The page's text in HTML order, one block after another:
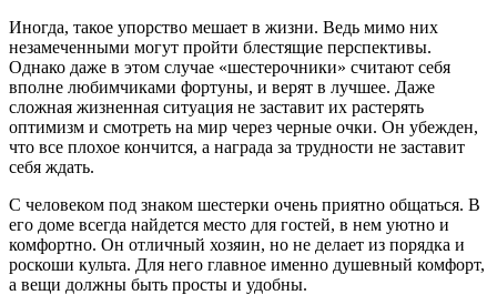
Иногда, такое упорство мешает в жизни. Ведь мимо них
незамеченными могут пройти блестящие перспективы.
Однако даже в этом случае «шестерочники» считают себя
вполне любимчиками фортуны, и верят в лучшее. Даже
сложная жизненная ситуация не заставит их растерять
оптимизм и смотреть на мир через черные очки. Он убежден,
что все плохое кончится, а награда за трудности не заставит
себя ждать.
С человеком под знаком шестерки очень приятно общаться. В
его доме всегда найдется место для гостей, в нем уютно и
комфортно. Он отличный хозяин, но не делает из порядка и
роскоши культа. Для него главное именно душевный комфорт,
а вещи должны быть просты и удобны.